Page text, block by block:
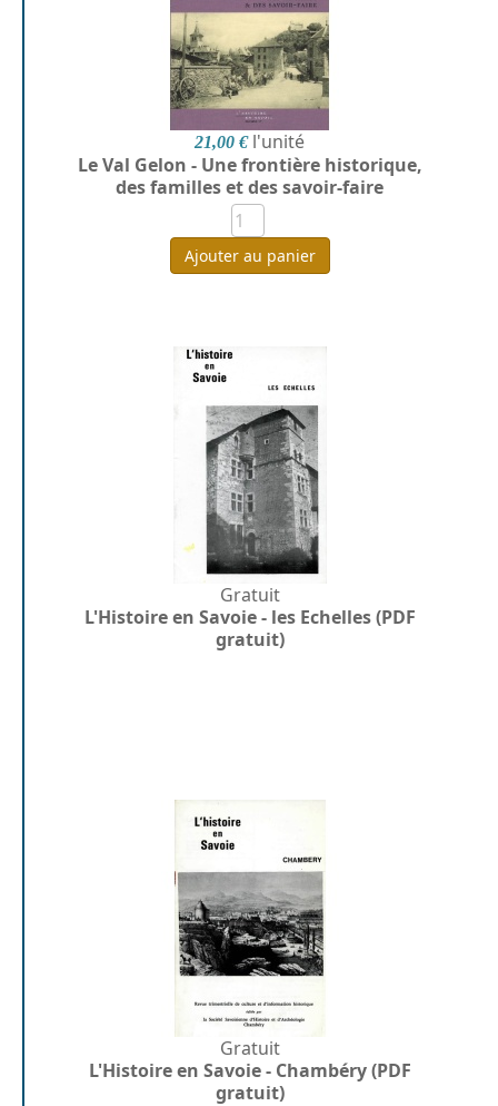
21,00 € l'unité
Le Val Gelon - Une frontière historique,
des familles et des savoir-faire
Ajouter au panier
Gratuit
L'Histoire en Savoie - les Echelles (PDF
gratuit)
Gratuit
L'Histoire en Savoie - Chambéry (PDF
gratuit)